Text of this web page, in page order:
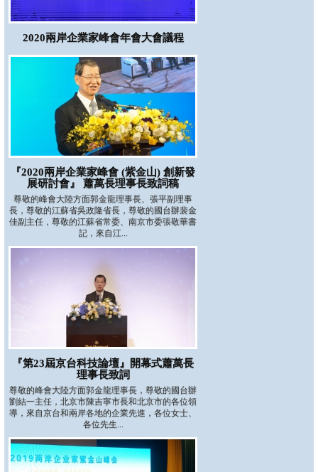
2020兩岸企業家峰會年會大會議程
『2020兩岸企業家峰會 (紫金山) 創新發
展研討會』 蕭萬長理事長致詞稿
尊敬的峰會大陸方面郭金龍理事長、張平副理事
長，尊敬的江蘇省吳政隆省長，尊敬的國台辦裴金
佳副主任，尊敬的江蘇省常委、南京市委張敬華書
記，來自江...
『第23屆京台科技論壇』開幕式蕭萬長
理事長致詞
尊敬的峰會大陸方面郭金龍理事長，尊敬的國台辦
劉結一主任，北京市陳吉寧市長和北京市的各位領
導，來自京台和兩岸各地的企業先進，各位女士、
各位先生...